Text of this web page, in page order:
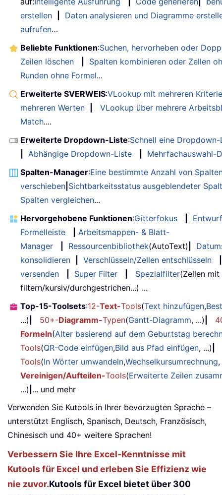
erstellen
Daten analysieren und Diagramme
aufrufen…
Beliebte Funktionen:Suchen, hervorheben oder
Zeilen löschen
Spalten kombinieren oder Zellen
Runden ohne Formel...
Erweiterte SVERWEIS:VLookup mit mehreren
mehreren Werten
VLookup über mehrere
Match....
Erweiterte Dropdown-Liste:Schnell eine
Abhängige Dropdown-Liste
Mehrfachauswahl-
Spalten-Manager:Eine bestimmte Anzahl von
verschieben Sichtbarkeitsstatus ausgeblendeter
Spalten vergleichen...
Hervorgehobene Funktionen:Gitterfokus
Entwurf
Formelleiste
Arbeitsmappen- & Blatt-
Manager
Ressourcenbibliothek(AutoText)
konsolidieren
Verschlüsseln/Zellen entschlüsseln
versenden
Super Filter Spezialfilter(Zellen
filtern/kursiv/durchgestrichen...) ...
Top-15-Toolsets:12-Text-Tools(Text hinzufügen,
...)
50+-Diagramm-Typen(Gantt-Diagramm, ...)
Formeln(Alter basierend auf dem Geburtstag
Tools(QR-Code einfügen,Bild aus Pfad einfügen, ...)
Tools(In Wörter umwandeln,Wechselkursumrechnung
Vereinigen/Aufteilen-Tools(Erweiterte Zeilen
...) ... und mehr
Verwenden Sie Kutools in Ihrer bevorzugten Sprache –
unterstützt Englisch, Spanisch, Deutsch, Französisch,
Chinesisch und 40+ weitere Sprachen!
Verbessern Sie Ihre Excel-Kenntnisse mit
Kutools für Excel und erleben Sie Effizienz wie
nie zuvor.Kutools für Excel bietet über 300